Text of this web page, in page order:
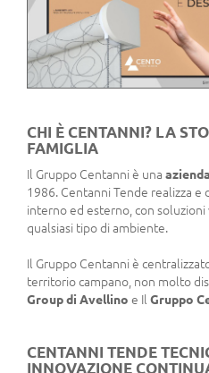
CHI È CENTANNI? LA
FAMIGLIA
Il Gruppo Centanni è una
1986. Centanni Tende realizza
interno ed esterno, con
qualsiasi tipo di ambiente.
Il Gruppo Centanni è
territorio campano, non molto
Group di Avellino e Il Gruppo
CENTANNI TENDE
INNOVAZIONE